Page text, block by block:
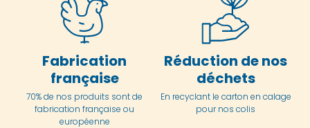
Fabrication
française
70% de nos produits sont de
fabrication française ou
européenne
Réduction de nos
déchets
En recyclant le carton en calage
pour nos colis